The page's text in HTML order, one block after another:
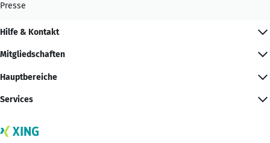
Presse
Hilfe & Kontakt
Mitgliedschaften
Hauptbereiche
Services